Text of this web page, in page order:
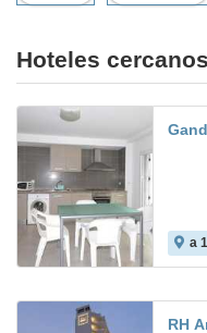
Hoteles cercanos
a
RH